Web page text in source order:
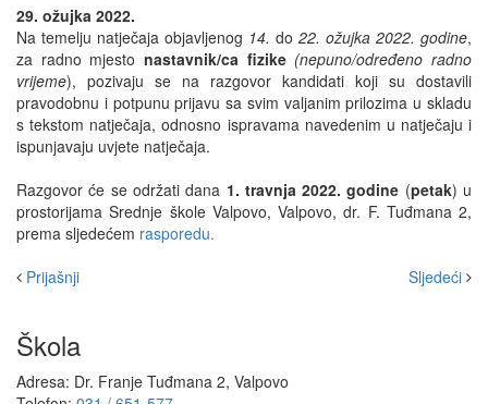
29. ožujka 2022.
Na temelju natječaja objavljenog 14. do 22. ožujka 2022. godine,
za radno mjesto nastavnik/ca fizike (nepuno/određeno radno
vrijeme), pozivaju se na razgovor kandidati koji su dostavili
pravodobnu i potpunu prijavu sa svim valjanim prilozima u skladu
s tekstom natječaja, odnosno ispravama navedenim u natječaju i
ispunjavaju uvjete natječaja.
Razgovor će se održati dana 1. travnja 2022. godine (petak) u
prostorijama Srednje škole Valpovo, Valpovo, dr. F. Tuđmana 2,
prema sljedećem rasporedu.
Prijašnji
Sljedeći
Škola
Adresa: Dr. Franje Tuđmana 2, Valpovo